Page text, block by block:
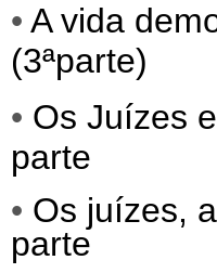
• A vida
(3ªparte)
• Os Juízes
parte
• Os juízes,
parte